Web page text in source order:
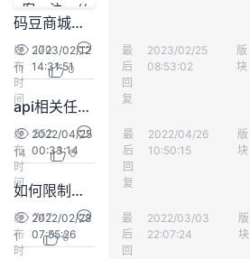
注
证
实
验
的
收
藏
议
客
注
丝
码豆商城还搞吗？
发
布
时
间
2023/02/12
14:31:51
最
后
回
复
一缕阳光_666
2023/02/25
08:53:02
版
块
170
11
0
api相关任务又上线了
发
布
时
间
2022/04/25
00:33:14
最
后
回
复
z zhang
2022/04/26
10:50:15
版
块
552
14
0
如何限制数据库的危险操作
发
布
时
2022/02/28
07:55:26
最
后
回
xxll
2022/03/03
22:07:24
版
块
747
1
0